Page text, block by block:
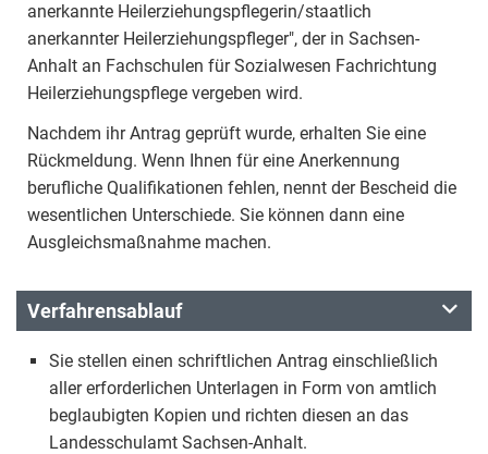
anerkannte Heilerziehungspflegerin/staatlich
anerkannter Heilerziehungspfleger", der in Sachsen-
Anhalt an Fachschulen für Sozialwesen Fachrichtung
Heilerziehungspflege vergeben wird.
Nachdem ihr Antrag geprüft wurde, erhalten Sie eine
Rückmeldung. Wenn Ihnen für eine Anerkennung
berufliche Qualifikationen fehlen, nennt der Bescheid die
wesentlichen Unterschiede. Sie können dann eine
Ausgleichsmaßnahme machen.
Verfahrensablauf
Sie stellen einen schriftlichen Antrag einschließlich
aller erforderlichen Unterlagen in Form von amtlich
beglaubigten Kopien und richten diesen an das
Landesschulamt Sachsen-Anhalt.